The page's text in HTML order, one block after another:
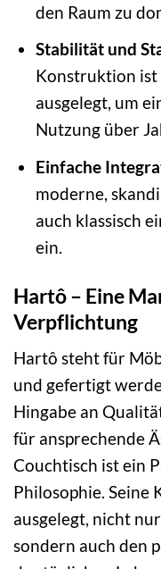
den Raum zu
Stabilität und
Konstruktion ist
ausgelegt, um
Nutzung über
Einfache
moderne,
auch klassisch
ein.
Hartô – Eine
Verpflichtung
Hartô steht für
und gefertigt
Hingabe an
für ansprechende
Couchtisch ist ein
Philosophie.
ausgelegt, nicht
sondern auch den